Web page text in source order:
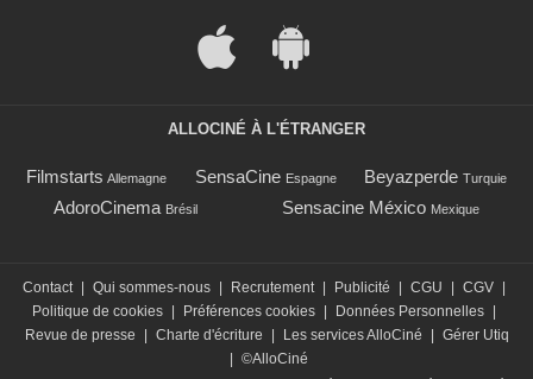
ALLOCINÉ À L'ÉTRANGER
Filmstarts Allemagne SensaCine Espagne Beyazperde Turquie
AdoroCinema Brésil Sensacine México Mexique
Contact Qui sommes-nous Recrutement Publicité CGU CGV
Politique de cookies
Préférences cookies Données Personnelles
Revue de presse
Charte d'écriture Les services AlloCiné
Gérer Utiq
©AlloCiné